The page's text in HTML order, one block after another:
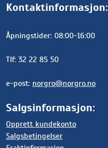
Kontaktinformasjon:
Åpningstider: 08:00-16:00
Tlf: 32 22 85 50
e-post: norgro@norgro.no
Salgsinformasjon:
Opprett kundekonto
Salgsbetingelser